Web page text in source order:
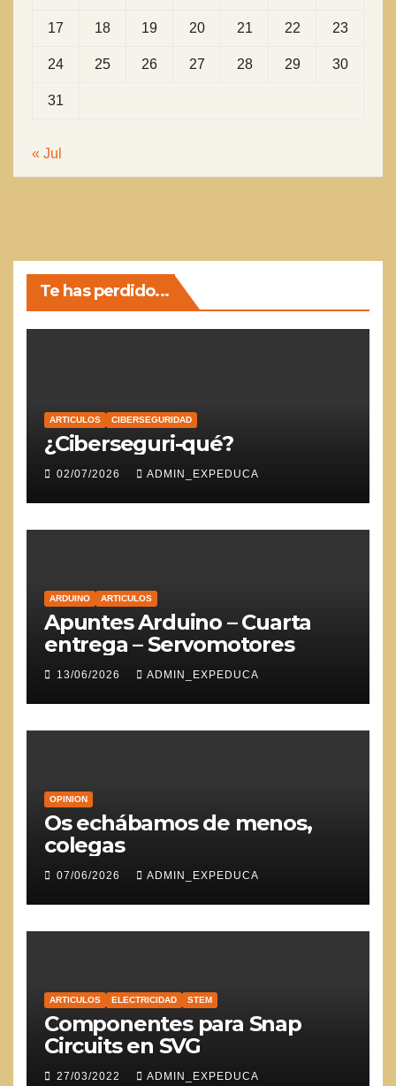
17 18 19 20 21 22 23
24 25 26 27 28 29 30
31
« Jul
Te has perdido...
ARTICULOS CIBERSEGURIDAD
¿Ciberseguri-qué?
02/07/2026 ADMIN_EXPEDUCA
ARDUINO ARTICULOS
Apuntes Arduino – Cuarta
entrega – Servomotores
13/06/2026 ADMIN_EXPEDUCA
OPINION
Os echábamos de menos,
colegas
07/06/2026 ADMIN_EXPEDUCA
ARTICULOS ELECTRICIDAD STEM
Componentes para Snap
Circuits en SVG
27/03/2022 ADMIN_EXPEDUCA